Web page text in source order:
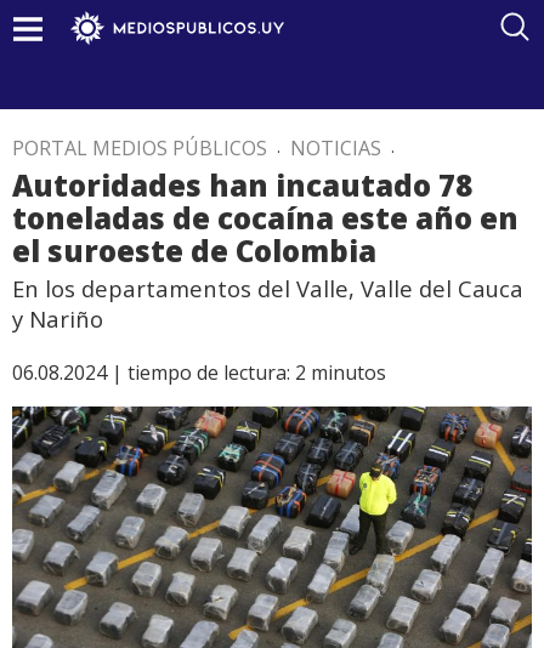
PORTAL MEDIOS PÚBLICOS . NOTICIAS .
Autoridades han incautado 78
toneladas de cocaína este año en
el suroeste de Colombia
En los departamentos del Valle, Valle del Cauca
y Nariño
06.08.2024 | tiempo de lectura: 2 minutos